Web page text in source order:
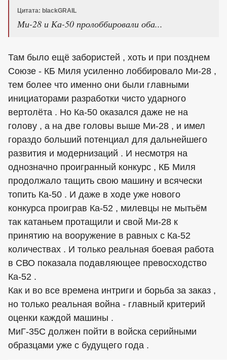
Цитата: blackGRAIL
Ми-28 и Ка-50 пролоббировали оба...
Там было ещё забористей , хоть и при позднем
Союзе - КБ Миля усиленно лоббировало Ми-28 ,
тем более что именно они были главными
инициаторами разработки чисто ударного
вертолёта . Но Ка-50 оказался даже не на
голову , а на две головы выше Ми-28 , и имел
гораздо больший потенциал для дальнейшего
развития и модернизаций . И несмотря на
однозначно проигранный конкурс , КБ Миля
продолжало тащить свою машину и всячески
топить Ка-50 . И даже в ходе уже нового
конкурса проиграв Ка-52 , милевцы не мытьём
так катаньем протащили и свой Ми-28 к
принятию на вооружение в равных с Ка-52
количествах . И только реальная боевая работа
в СВО показала подавляющее превосходство
Ка-52 .
Как и во все времена интриги и борьба за заказ ,
но только реальная война - главный критерий
оценки каждой машины .
МиГ-35С должен пойти в войска серийными
образцами уже с будущего года .